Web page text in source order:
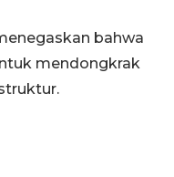
bahwa
mendongkrak